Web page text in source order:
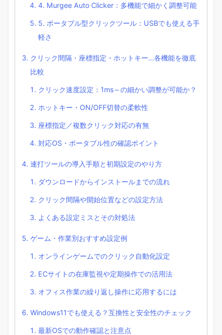
4. Murgee Auto Clicker：多機能で細かく調整可能
5. ポータブル型クリックツール：USBでも使える手
軽さ
クリック間隔・座標指定・ホットキー…各機能を徹底
比較
クリック速度設定：1ms～の細かい調整が可能か？
ホットキー・ON/OFF切替の柔軟性
座標指定／複数クリック対応の有無
対応OS・ポータブル性の確認ポイント
連打ツールの導入手順と初期設定のやり方
ダウンロードからインストールまでの流れ
クリック間隔や開始位置などの設定方法
よくある設定ミスとその対処法
ゲーム・作業別おすすめ設定例
オンラインゲームでのクリック自動化設定
ECサイトの在庫監視や定期操作での活用法
オフィス作業の繰り返し操作に応用するには
Windows11でも使える？互換性と安全性のチェック
最新OSでの動作確認と注意点